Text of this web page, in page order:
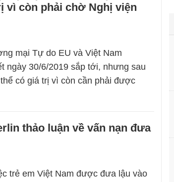
vì còn phải chờ Nghị viện
mại Tự do EU và Việt Nam
ngày 30/6/2019 sắp tới, nhưng sau
có giá trị vì còn cần phải được
thảo luận về vấn nạn đưa
trẻ em Việt Nam được đưa lậu vào